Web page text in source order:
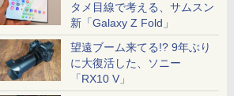
タメ目線で考える、サムスン
新「Galaxy Z Fold」
望遠ブーム来てる!? 9年ぶり
に大復活した、ソニー
「RX10 V」